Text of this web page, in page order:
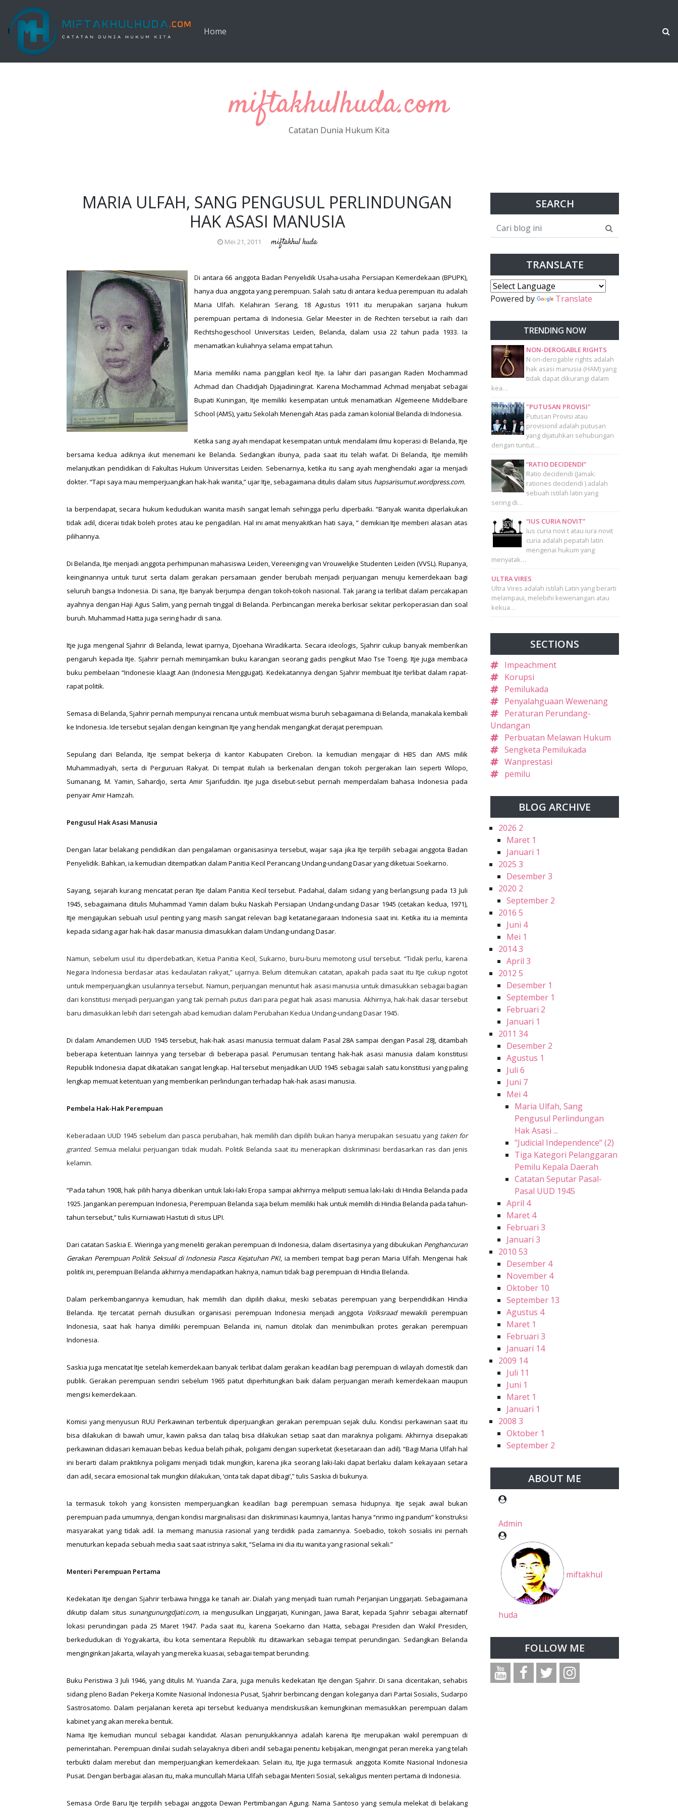
Langsung ke konten utama
Home
miftakhulhuda.com
Catatan Dunia Hukum Kita
MARIA ULFAH, SANG PENGUSUL PERLINDUNGAN
HAK ASASI MANUSIA
Mei 21, 2011 miftakhul huda
Di antara 66 anggota Badan Penyelidik Usaha-usaha Persiapan Kemerdekaan (BPUPK),
hanya dua anggota yang perempuan. Salah satu di antara kedua perempuan itu adalah
Maria Ulfah. Kelahiran Serang, 18 Agustus 1911 itu merupakan sarjana hukum
perempuan pertama di Indonesia. Gelar Meester in de Rechten tersebut ia raih dari
Rechtshogeschool Universitas Leiden, Belanda, dalam usia 22 tahun pada 1933. Ia
menamatkan kuliahnya selama empat tahun.
Maria memiliki nama panggilan kecil Itje. Ia lahir dari pasangan Raden Mochammad
Achmad dan Chadidjah Djajadiningrat. Karena Mochammad Achmad menjabat sebagai
Bupati Kuningan, Itje memiliki kesempatan untuk menamatkan Algemeene Middelbare
School (AMS), yaitu Sekolah Menengah Atas pada zaman kolonial Belanda di Indonesia.
Ketika sang ayah mendapat kesempatan untuk mendalami ilmu koperasi di Belanda, Itje
bersama kedua adiknya ikut menemani ke Belanda. Sedangkan ibunya, pada saat itu telah wafat. Di Belanda, Itje memilih
melanjutkan pendidikan di Fakultas Hukum Universitas Leiden. Sebenarnya, ketika itu sang ayah menghendaki agar ia menjadi
dokter. “Tapi saya mau memperjuangkan hak-hak wanita,” ujar Itje, sebagaimana ditulis dalam situs hapsarisumut.wordpress.com.
Ia berpendapat, secara hukum kedudukan wanita masih sangat lemah sehingga perlu diperbaiki. ”Banyak wanita diperlakukan
tidak adil, dicerai tidak boleh protes atau ke pengadilan. Hal ini amat menyakitkan hati saya, ” demikian Itje memberi alasan atas
pilihannya.
Di Belanda, Itje menjadi anggota perhimpunan mahasiswa Leiden, Vereeniging van Vrouwelijke Studenten Leiden (VVSL). Rupanya,
keinginannya untuk turut serta dalam gerakan persamaan gender berubah menjadi perjuangan menuju kemerdekaan bagi
seluruh bangsa Indonesia. Di sana, Itje banyak berjumpa dengan tokoh-tokoh nasional. Tak jarang ia terlibat dalam percakapan
ayahnya dengan Haji Agus Salim, yang pernah tinggal di Belanda. Perbincangan mereka berkisar sekitar perkoperasian dan soal
buruh. Muhammad Hatta juga sering hadir di sana.
Itje juga mengenal Sjahrir di Belanda, lewat iparnya, Djoehana Wiradikarta. Secara ideologis, Sjahrir cukup banyak memberikan
pengaruh kepada Itje. Sjahrir pernah meminjamkan buku karangan seorang gadis pengikut Mao Tse Toeng. Itje juga membaca
buku pembelaan “Indonesie klaagt Aan (Indonesia Menggugat). Kedekatannya dengan Sjahrir membuat Itje terlibat dalam rapat-
rapat politik.
Semasa di Belanda, Sjahrir pernah mempunyai rencana untuk membuat wisma buruh sebagaimana di Belanda, manakala kembali
ke Indonesia. Ide tersebut sejalan dengan keinginan Itje yang hendak mengangkat derajat perempuan.
Sepulang dari Belanda, Itje sempat bekerja di kantor Kabupaten Cirebon. Ia kemudian mengajar di HBS dan AMS milik
Muhammadiyah, serta di Perguruan Rakyat. Di tempat itulah ia berkenalan dengan tokoh pergerakan lain seperti Wilopo,
Sumanang, M. Yamin, Sahardjo, serta Amir Sjarifuddin. Itje juga disebut-sebut pernah memperdalam bahasa Indonesia pada
penyair Amir Hamzah.
Pengusul Hak Asasi Manusia
Dengan latar belakang pendidikan dan pengalaman organisasinya tersebut, wajar saja jika Itje terpilih sebagai anggota Badan
Penyelidik. Bahkan, ia kemudian ditempatkan dalam Panitia Kecil Perancang Undang-undang Dasar yang diketuai Soekarno.
Sayang, sejarah kurang mencatat peran Itje dalam Panitia Kecil tersebut. Padahal, dalam sidang yang berlangsung pada 13 Juli
1945, sebagaimana ditulis Muhammad Yamin dalam buku Naskah Persiapan Undang-undang Dasar 1945 (cetakan kedua, 1971),
Itje mengajukan sebuah usul penting yang masih sangat relevan bagi ketatanegaraan Indonesia saat ini. Ketika itu ia meminta
kepada sidang agar hak-hak dasar manusia dimasukkan dalam Undang-undang Dasar.
Namun, sebelum usul itu diperdebatkan, Ketua Panitia Kecil, Sukarno, buru-buru memotong usul tersebut. “Tidak perlu, karena
Negara Indonesia berdasar atas kedaulatan rakyat,” ujarnya. Belum ditemukan catatan, apakah pada saat itu Itje cukup ngotot
untuk memperjuangkan usulannya tersebut. Namun, perjuangan menuntut hak asasi manusia untuk dimasukkan sebagai bagian
dari konstitusi menjadi perjuangan yang tak pernah putus dari para pegiat hak asasi manusia. Akhirnya, hak-hak dasar tersebut
baru dimasukkan lebih dari setengah abad kemudian dalam Perubahan Kedua Undang-undang Dasar 1945.
Di dalam Amandemen UUD 1945 tersebut, hak-hak asasi manusia termuat dalam Pasal 28A sampai dengan Pasal 28J, ditambah
beberapa ketentuan lainnya yang tersebar di beberapa pasal. Perumusan tentang hak-hak asasi manusia dalam konstitusi
Republik Indonesia dapat dikatakan sangat lengkap. Hal tersebut menjadikan UUD 1945 sebagai salah satu konstitusi yang paling
lengkap memuat ketentuan yang memberikan perlindungan terhadap hak-hak asasi manusia.
Pembela Hak-Hak Perempuan
Keberadaan UUD 1945 sebelum dan pasca perubahan, hak memilih dan dipilih bukan hanya merupakan sesuatu yang taken for
granted. Semua melalui perjuangan tidak mudah. Politik Belanda saat itu menerapkan diskriminasi berdasarkan ras dan jenis
kelamin.
“Pada tahun 1908, hak pilih hanya diberikan untuk laki-laki Eropa sampai akhirnya meliputi semua laki-laki di Hindia Belanda pada
1925. Jangankan perempuan Indonesia, Perempuan Belanda saja belum memiliki hak untuk memilih di Hindia Belanda pada tahun-
tahun tersebut,” tulis Kurniawati Hastuti di situs LIPI.
Dari catatan Saskia E. Wieringa yang meneliti gerakan perempuan di Indonesia, dalam disertasinya yang dibukukan Penghancuran
Gerakan Perempuan Politik Seksual di Indonesia Pasca Kejatuhan PKI, ia memberi tempat bagi peran Maria Ulfah. Mengenai hak
politik ini, perempuan Belanda akhirnya mendapatkan haknya, namun tidak bagi perempuan di Hindia Belanda.
Dalam perkembangannya kemudian, hak memilih dan dipilih diakui, meski sebatas perempuan yang berpendidikan Hindia
Belanda. Itje tercatat pernah diusulkan organisasi perempuan Indonesia menjadi anggota
Volksraadmewakili perempuan
Indonesia, saat hak hanya dimiliki perempuan Belanda ini, namun ditolak dan menimbulkan protes gerakan perempuan
Indonesia.
Saskia juga mencatat Itje setelah kemerdekaan banyak terlibat dalam gerakan keadilan bagi perempuan di wilayah domestik dan
publik. Gerakan perempuan sendiri sebelum 1965 patut diperhitungkan baik dalam perjuangan meraih kemerdekaan maupun
mengisi kemerdekaan.
Komisi yang menyusun RUU Perkawinan terbentuk diperjuangkan gerakan perempuan sejak dulu. Kondisi perkawinan saat itu
bisa dilakukan di bawah umur, kawin paksa dan talaq bisa dilakukan setiap saat dan maraknya poligami. Akhirnya disepakati
perkawinan didasari kemauan bebas kedua belah pihak, poligami dengan superketat (kesetaraan dan adil). “Bagi Maria Ulfah hal
ini berarti dalam praktiknya poligami menjadi tidak mungkin, karena jika seorang laki-laki dapat berlaku dalam kekayaan setara
dan adil, secara emosional tak mungkin dilakukan, ‘cinta tak dapat dibagi’,” tulis Saskia di bukunya.
Ia termasuk tokoh yang konsisten memperjuangkan keadilan bagi perempuan semasa hidupnya. Itje sejak awal bukan
perempuan pada umumnya, dengan kondisi marginalisasi dan diskriminasi kaumnya, lantas hanya “nrimo ing pandum” konstruksi
masyarakat yang tidak adil. Ia memang manusia rasional yang terdidik pada zamannya. Soebadio, tokoh sosialis ini pernah
menuturkan kepada sebuah media saat saat istrinya sakit, “Selama ini dia itu wanita yang rasional sekali.”
Menteri Perempuan Pertama
Kedekatan Itje dengan Sjahrir terbawa hingga ke tanah air. Dialah yang menjadi tuan rumah Perjanjian Linggarjati. Sebagaimana
dikutip dalam situs sunangunungdjati.com,ia mengusulkan Linggarjati, Kuningan, Jawa Barat, kepada Sjahrir sebagai alternatif
lokasi perundingan pada 25 Maret 1947. Pada saat itu, karena Soekarno dan Hatta, sebagai Presiden dan Wakil Presiden,
berkedudukan di Yogyakarta, ibu kota sementara Republik itu ditawarkan sebagai tempat perundingan. Sedangkan Belanda
menginginkan Jakarta, wilayah yang mereka kuasai, sebagai tempat berunding.
Buku Peristiwa 3 Juli 1946, yang ditulis M. Yuanda Zara, juga menulis kedekatan Itje dengan Sjahrir. Di sana diceritakan, sehabis
sidang pleno Badan Pekerja Komite Nasional Indonesia Pusat, Sjahrir berbincang dengan koleganya dari Partai Sosialis, Sudarpo
Sastrosatomo. Dalam perjalanan kereta api tersebut keduanya mendiskusikan kemungkinan memasukkan perempuan dalam
kabinet yang akan mereka bentuk.
Nama Itje kemudian muncul sebagai kandidat. Alasan penunjukkannya adalah karena Itje merupakan wakil perempuan di
pemerintahan. Perempuan dinilai sudah selayaknya diberi andil sebagai penentu kebijakan, mengingat peran mereka yang telah
terbukti dalam merebut dan memperjuangkan kemerdekaan. Selain itu, Itje juga termasuk anggota Komite Nasional Indonesia
Pusat. Dengan berbagai alasan itu, maka muncullah Maria Ulfah sebagai Menteri Sosial, sekaligus menteri pertama di Indonesia.
Semasa Orde Baru Itje terpilih sebagai anggota Dewan Pertimbangan Agung. Nama Santoso yang semula melekat di belakang
SEARCH
TRANSLATE
Powered by Translate
TRENDING NOW
NON-DEROGABLE RIGHTS
N on-derogable rights adalah
hak asasi manusia (HAM) yang
tidak dapat dikurangi dalam
kea…
"PUTUSAN PROVISI"
Putusan Provisi atau
provisionil adalah putusan
yang dijatuhkan sehubungan
dengan tuntut…
“RATIO DECIDENDI”
Ratio decidendi (Jamak:
rationes decidendi ) adalah
sebuah istilah latin yang
sering di…
“IUS CURIA NOVIT”
Ius curia novi t atau iura novit
curia adalah pepatah latin
mengenai hukum yang
menyatak…
ULTRA VIRES
Ultra Vires adalah istilah Latin yang berarti
melampaui, melebihi kewenangan atau
kekua…
SECTIONS
Impeachment
Korupsi
Pemilukada
Penyalahguaan Wewenang
Peraturan Perundang-
Undangan
Perbuatan Melawan Hukum
Sengketa Pemilukada
Wanprestasi
pemilu
BLOG ARCHIVE
2026 2
Maret 1
Januari 1
2025 3
Desember3
2020 2
September 2
2016 5
Juni 4
Mei 1
20143
April 3
2012 5
Desember 1
September 1
Februari 2
Januari 1
2011 34
Desember 2
Agustus 1
Juli 6
Juni 7
Mei 4
Maria Ulfah, Sang
Pengusul Perlindungan
Hak Asasi ...
"Judicial Independence" (2)
Tiga Kategori Pelanggaran
Pemilu Kepala Daerah
Catatan Seputar Pasal-
Pasal UUD 1945
April 4
Maret 4
Februari 3
Januari 3
2010 53
Desember 4
November 4
Oktober 10
September 13
Agustus 4
Maret 1
Februari 3
Januari 14
2009 14
Juli 11
Juni 1
Maret 1
Januari 1
2008 3
Oktober 1
September 2
ABOUT ME
Admin
miftakhul
huda
FOLLOW ME